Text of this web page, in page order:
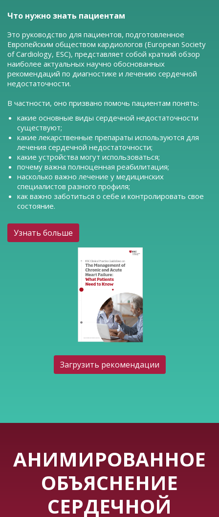
Что нужно знать пациентам
Это руководство для пациентов, подготовленное
Европейским обществом кардиологов (European Society
of Cardiology, ESC), представляет собой краткий обзор
наиболее актуальных научно обоснованных
рекомендаций по диагностике и лечению сердечной
недостаточности.
В частности, оно призвано помочь пациентам понять:
какие основные виды сердечной недостаточности
существуют;
какие лекарственные препараты используются для
лечения сердечной недостаточности;
какие устройства могут использоваться;
почему важна полноценная реабилитация;
насколько важно лечение у медицинских
специалистов разного профиля;
как важно заботиться о себе и контролировать свое
состояние.
Узнать больше
Загрузить рекомендации
АНИМИРОВАННОЕ
ОБЪЯСНЕНИЕ
СЕРДЕЧНОЙ